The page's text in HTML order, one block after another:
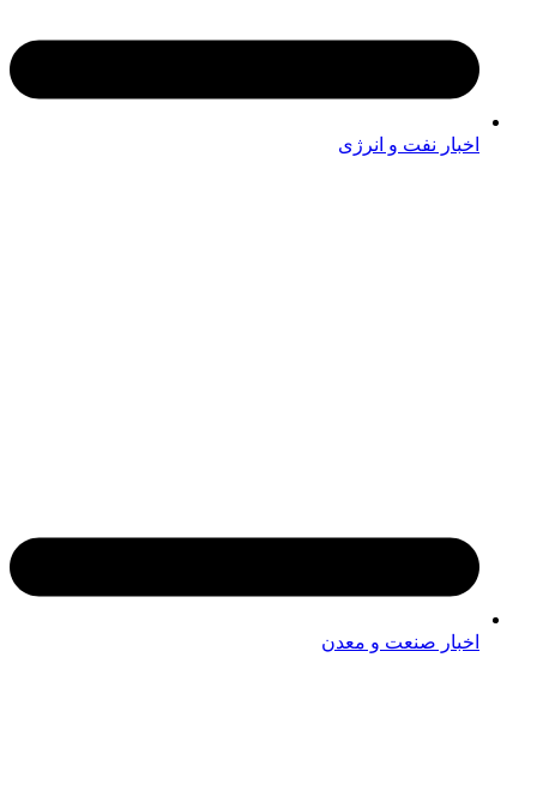
اخبار نفت و انرژی
اخبار صنعت و معدن